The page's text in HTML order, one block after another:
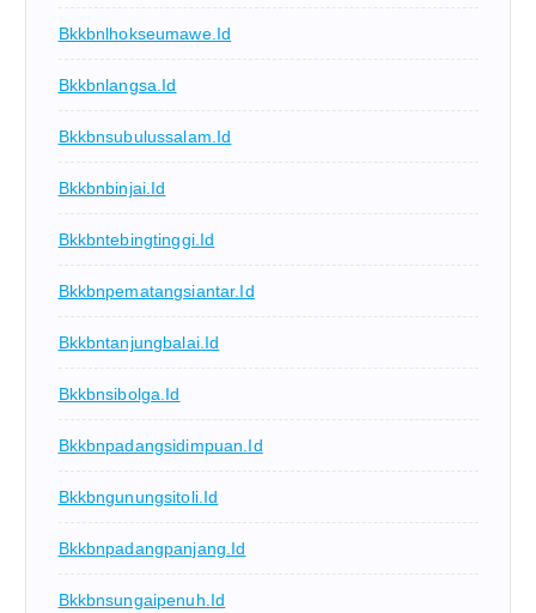
Bkkbnlhokseumawe.id
Bkkbnlangsa.id
Bkkbnsubulussalam.id
Bkkbnbinjai.id
Bkkbntebingtinggi.id
Bkkbnpematangsiantar.id
Bkkbntanjungbalai.id
Bkkbnsibolga.id
Bkkbnpadangsidimpuan.id
Bkkbngunungsitoli.id
Bkkbnpadangpanjang.id
Bkkbnsungaipenuh.id